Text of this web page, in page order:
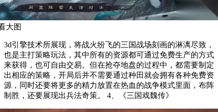
大图
3d引擎技术所展现，将战火纷飞的三国战场刻画的淋漓尽致，
也是主打策略玩法，其中所有的资源都可通过免费生产的方式
来获得，也可自由交易。但在抢夺地盘的过程中，都需要制定
出相应的策略，开局后并不需要通过种田就会拥有各种免费资
源，同时还要将更多的精力放置在热血的战争模式里面，布阵
制胜，还要展现出兵法奇策。 4、《三国戏魏传》